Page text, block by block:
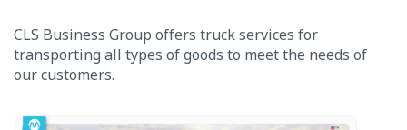
CLS Business Group offers truck services for
transporting all types of goods to meet the needs of
our customers.